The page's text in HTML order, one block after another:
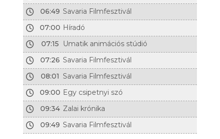
06:49 Savaria Filmfesztivál
07:00 Híradó
07:15
Umatik animációs stúdió
07:26 Savaria Filmfesztivál
08:01 Savaria Filmfesztivál
09:00 Egy csipetnyi szó
09:34 Zalai krónika
09:49 Savaria Filmfesztivál